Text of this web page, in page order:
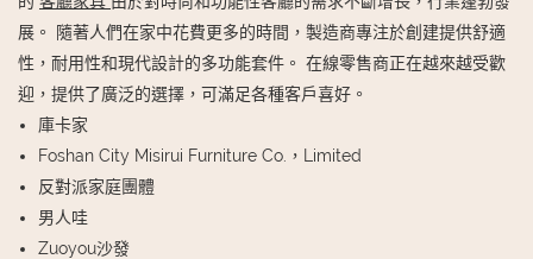
展。 隨著人們在家中花費更多的時間，製造商專注於創建提供舒適
性，耐用性和現代設計的多功能套件。 在線零售商正在越來越受歡
迎，提供了廣泛的選擇，可滿足各種客戶喜好。
庫卡家
Foshan City Misirui Furniture Co.，Limited
反對派家庭團體
男人哇
Zuoyou沙發